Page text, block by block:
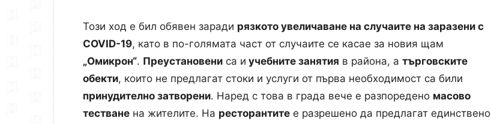
Този ход е бил обявен заради рязкото увеличаване на случаите на заразени с
COVID-19, като в по-голямата част от случаите се касае за новия щам
„Омикрон“. Преустановени са и учебните занятия в района, а търговските
обекти, които не предлагат стоки и услуги от първа необходимост са били
принудително затворени. Наред с това в града вече е разпоредено масово
тестване на жителите. На ресторантите е разрешено да предлагат единствено